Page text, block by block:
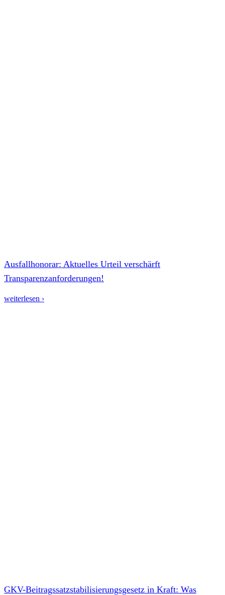
Ausfallhonorar: Aktuelles Urteil verschärft
Transparenzanforderungen!
weiterlesen ›
GKV-Beitragssatzstabilisierungsgesetz in Kraft: Was